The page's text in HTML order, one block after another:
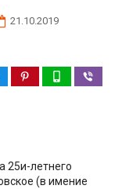
21.10.2019
25и-летнего
(в имение